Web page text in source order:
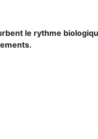
le rythme